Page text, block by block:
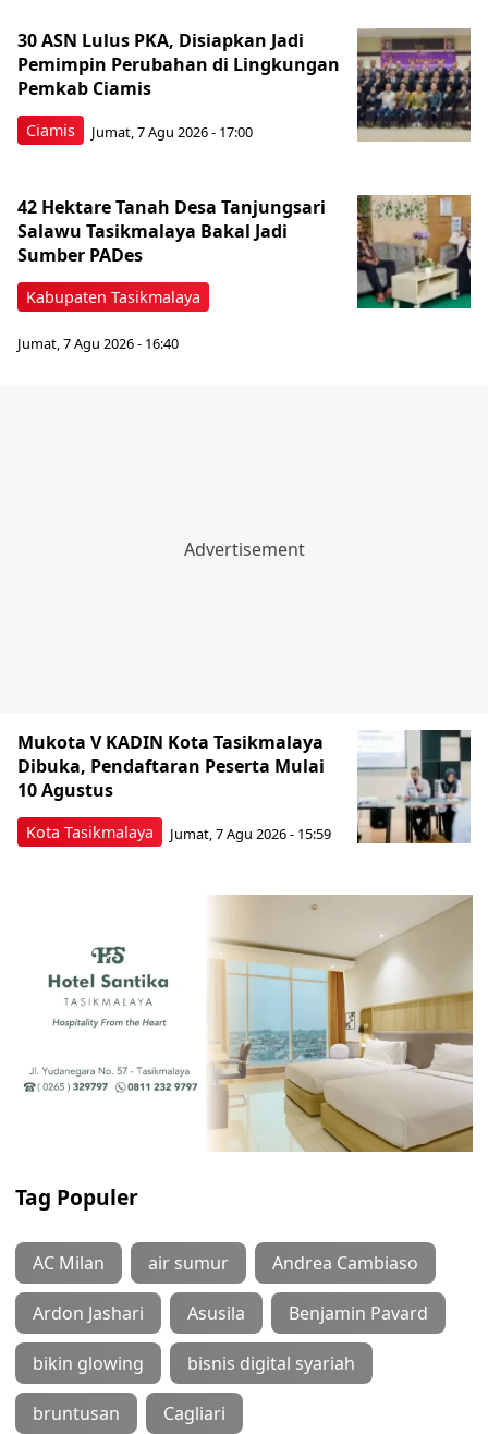
Ciamis
30 ASN Lulus PKA, Disiapkan Jadi
Pemimpin Perubahan di Lingkungan
Pemkab Ciamis
Jumat, 7 Agu 2026 - 17:00
Kabupaten Tasikmalaya
42 Hektare Tanah Desa Tanjungsari
Salawu Tasikmalaya Bakal Jadi
Sumber PADes
Jumat, 7 Agu 2026 - 16:40
Kota Tasikmalaya
Mukota V KADIN Kota Tasikmalaya
Dibuka, Pendaftaran Peserta Mulai
10 Agustus
Jumat, 7 Agu 2026 - 15:59
Tag Populer
AC Milan air sumur Andrea Cambiaso
Ardon Jashari Asusila Benjamin Pavard
bikin glowing bisnis digital syariah
bruntusan Cagliari